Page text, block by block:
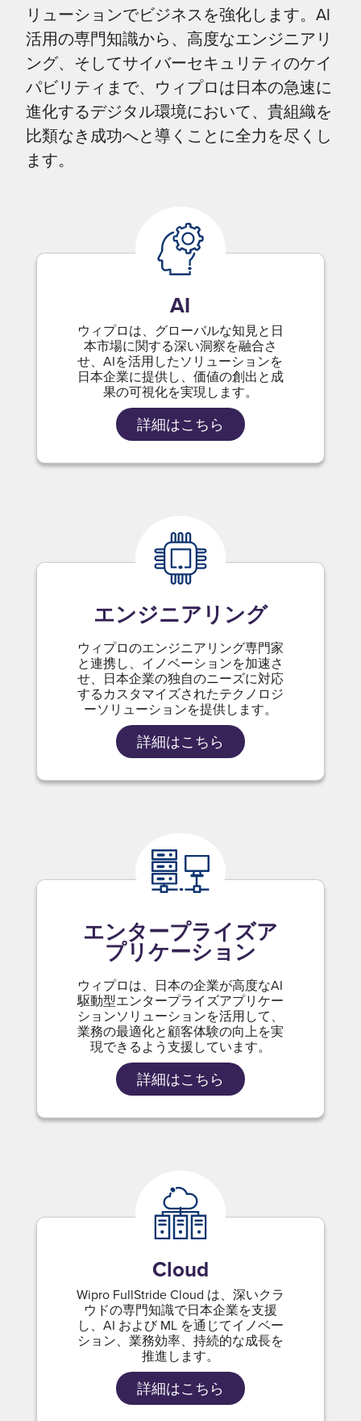
リューションでビジネスを強化します。AI
活用の専門知識から、高度なエンジニアリ
ング、そしてサイバーセキュリティのケイ
パビリティまで、ウィプロは日本の急速に
進化するデジタル環境において、貴組織を
比類なき成功へと導くことに全力を尽くし
ます。
AI
ウィプロは、グローバルな知見と日
本市場に関する深い洞察を融合さ
せ、AIを活用したソリューションを
日本企業に提供し、価値の創出と成
果の可視化を実現します。
詳細はこちら
エンジニアリング
ウィプロのエンジニアリング専門家
と連携し、イノベーションを加速さ
せ、日本企業の独自のニーズに対応
するカスタマイズされたテクノロジ
ーソリューションを提供します。
詳細はこちら
エンタープライズア
プリケーション
ウィプロは、日本の企業が高度なAI
駆動型エンタープライズアプリケー
ションソリューションを活用して、
業務の最適化と顧客体験の向上を実
現できるよう支援しています。
詳細はこちら
Cloud
Wipro FullStride Cloud は、深いクラ
ウドの専門知識で日本企業を支援
し、AI および ML を通じてイノベー
ション、業務効率、持続的な成長を
推進します。
詳細はこちら